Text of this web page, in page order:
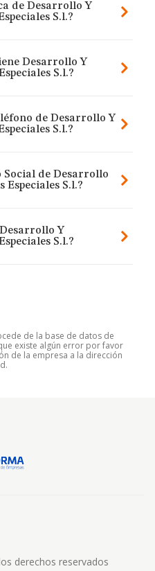
de Desarrollo Y
S.l.?
Desarrollo Y
S.l.?
de Desarrollo Y
S.l.?
Social de Desarrollo
Especiales S.l.?
Y
S.l.?
de la base de datos de
que existe algún error por favor
de la empresa a la dirección
derechos reservados